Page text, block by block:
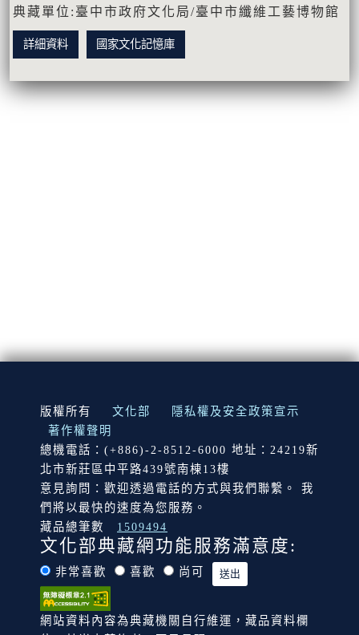
典藏單位:臺中市政府文化局/臺中市纖維工藝博物館
詳細資料 國家文化記憶庫
:::
版權所有 文化部
隱私權及安全政策宣示
著作權聲明
總機電話：(+886)-2-8512-6000 地址：24219新
北市新莊區中平路439號南棟13樓
意見詢問：歡迎透過電話的方式與我們聯繫。 我
們將以最快的速度為您服務。
藏品總筆數
1509494
文化部典藏網功能服務滿意度:
非常喜歡 喜歡 尚可
網站資料內容為典藏機關自行維運，藏品資料欄